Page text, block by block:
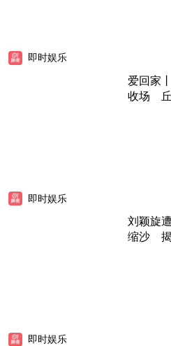
即时娱乐
爱回家
收场 丘
即时娱乐
刘颖旋
缩沙 揭
即时娱乐